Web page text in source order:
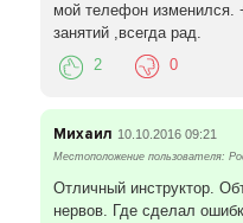
мой телефон изменился.
занятий ,всегда рад.
2 0
Михаил 10.10.2016 09:21
Местоположение пользователя:
Отличный инструктор.
нервов. Где сделал